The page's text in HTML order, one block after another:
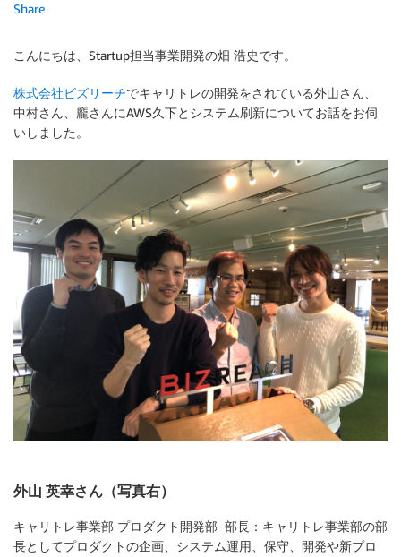
Share
こんにちは、Startup担当事業開発の畑 浩史です。
株式会社ビズリーチでキャリトレの開発をされている外山さん、
中村さん、龐さんにAWS久下とシステム刷新についてお話をお伺
いしました。
外山 英幸さん（写真右）
キャリトレ事業部 プロダクト開発部 部長：キャリトレ事業部の部
長としてプロダクトの企画、システム運用、保守、開発や新プロ